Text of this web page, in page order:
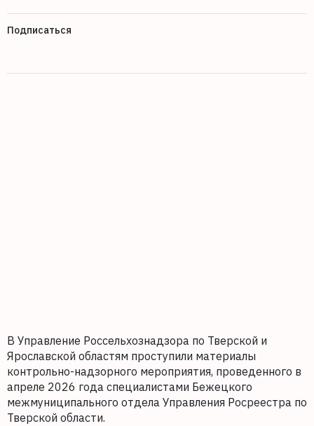
Подписаться
В Управление Россельхознадзора по Тверской и
Ярославской областям проступили материалы
контрольно-надзорного мероприятия, проведенного в
апреле 2026 года специалистами Бежецкого
межмуниципального отдела Управления Росреестра по
Тверской области.